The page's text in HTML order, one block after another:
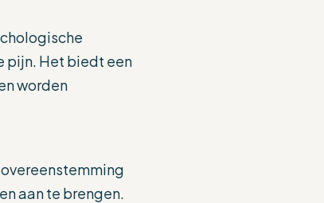
pijn. Het biedt een
worden
aan te brengen.